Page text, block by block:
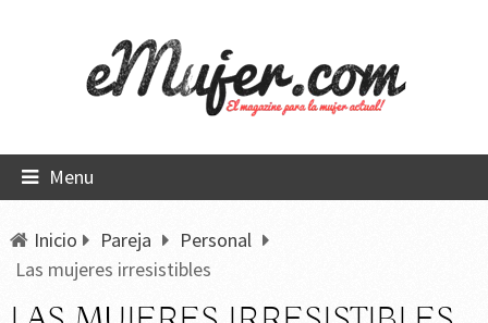
Menu
Inicio Pareja
Personal
Las mujeres irresistibles